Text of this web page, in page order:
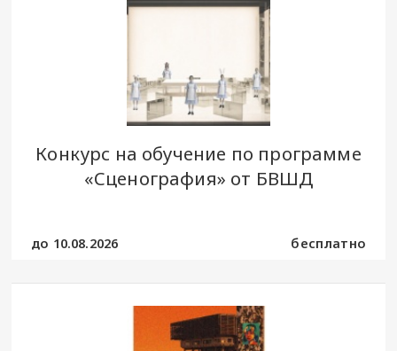
Конкурс на обучение по программе
«Сценография» от БВШД
до 10.08.2026 бесплатно